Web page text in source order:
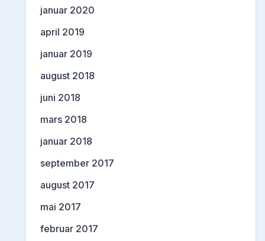
januar 2020
april 2019
januar 2019
august 2018
juni 2018
mars 2018
januar 2018
september 2017
august 2017
mai 2017
februar 2017